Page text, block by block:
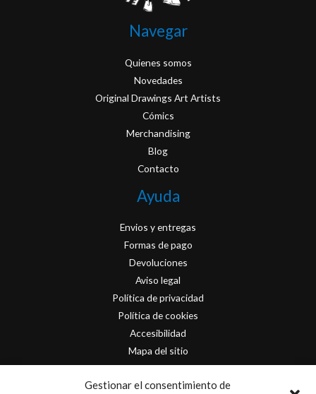
Gestionar el consentimiento de
Navegar
Quienes somos
Novedades
Original Drawings Art Artists
Cómics
Merchandising
Blog
Contacto
Ayuda
Envios y entregas
Formas de pago
Devoluciones
Aviso legal
Política de privacidad
Política de cookies
Accesibilidad
Mapa del sitio
Contacto